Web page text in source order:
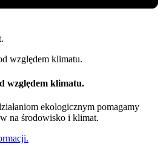
względem klimatu.
ekologicznym pomagamy
na środowisko i klimat.